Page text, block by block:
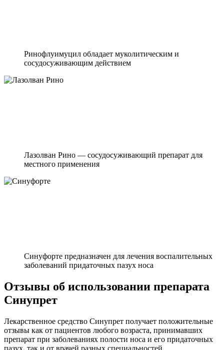
Ринофлуимуцил обладает муколитическим и
сосудосуживающим действием
Лазолван Рино — сосудосуживающий препарат для
местного применения
Синуфорте предназначен для лечения воспалительных
заболеваний придаточных пазух носа
Отзывы об использовании препарата
Синупрет
Лекарственное средство Синупрет получает положительные
отзывы как от пациентов любого возраста, принимавших
препарат при заболеваниях полости носа и его придаточных
пазух, так и от врачей разных специальностей